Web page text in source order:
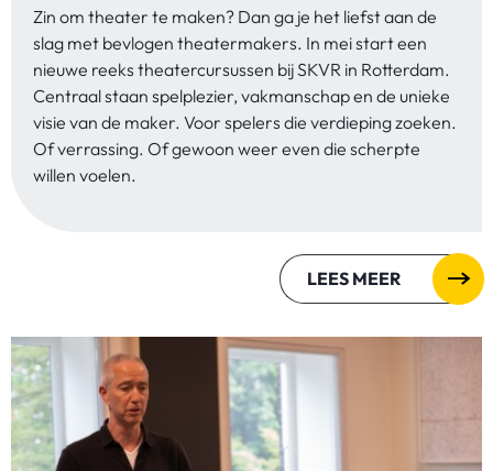
Zin om theater te maken? Dan ga je het liefst aan de
slag met bevlogen theatermakers. In mei start een
nieuwe reeks theatercursussen bij SKVR in Rotterdam.
Centraal staan spelplezier, vakmanschap en de unieke
visie van de maker. Voor spelers die verdieping zoeken.
Of verrassing. Of gewoon weer even die scherpte
willen voelen.
LEES MEER